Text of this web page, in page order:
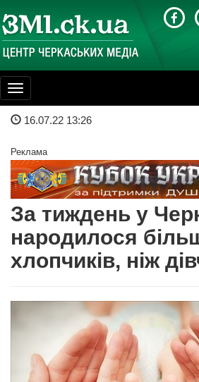
Toggle
navigation
16.07.22 13:26
Реклама
За тиждень у
народилося
хлопчиків, ніж